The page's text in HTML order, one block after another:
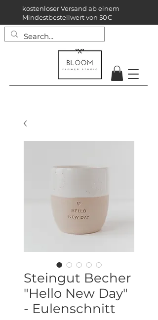
kostenloser Versand ab einem
Mindestbestellwert von 50€
Steingut Becher
"Hello New Day"
- Eulenschnitt